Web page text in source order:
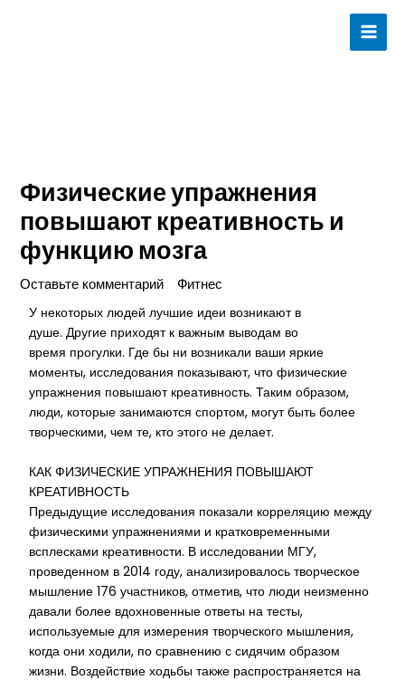
Физические упражнения
повышают креативность и
функцию мозга
Оставьте комментарий Фитнес
У некоторых людей лучшие идеи возникают в
душе. Другие приходят к важным выводам во
время прогулки. Где бы ни возникали ваши яркие
моменты, исследования показывают, что физические
упражнения повышают креативность. Таким образом,
люди, которые занимаются спортом, могут быть более
творческими, чем те, кто этого не делает.
КАК ФИЗИЧЕСКИЕ УПРАЖНЕНИЯ ПОВЫШАЮТ
КРЕАТИВНОСТЬ
Предыдущие исследования показали корреляцию между
физическими упражнениями и кратковременными
всплесками креативности. В исследовании МГУ,
проведенном в 2014 году, анализировалось творческое
мышление 176 участников, отметив, что люди неизменно
давали более вдохновенные ответы на тесты,
используемые для измерения творческого мышления,
когда они ходили, по сравнению с сидячим образом
жизни. Воздействие ходьбы также распространяется на